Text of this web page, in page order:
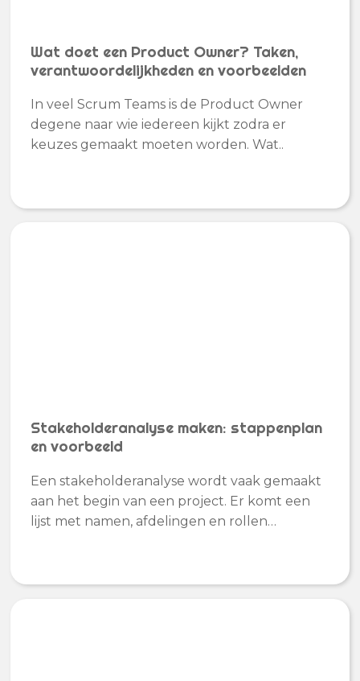
Wat doet een Product Owner? Taken,
verantwoordelijkheden en voorbeelden
In veel Scrum Teams is de Product Owner
degene naar wie iedereen kijkt zodra er
keuzes gemaakt moeten worden. Wat..
Stakeholderanalyse maken: stappenplan
en voorbeeld
Een stakeholderanalyse wordt vaak gemaakt
aan het begin van een project. Er komt een
lijst met namen, afdelingen en rollen…